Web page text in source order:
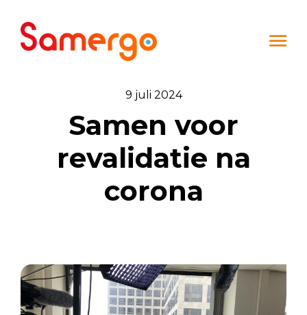
9 juli 2024
Samen voor
revalidatie na
corona